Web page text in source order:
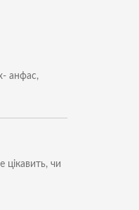
анфас,
цікавить, чи